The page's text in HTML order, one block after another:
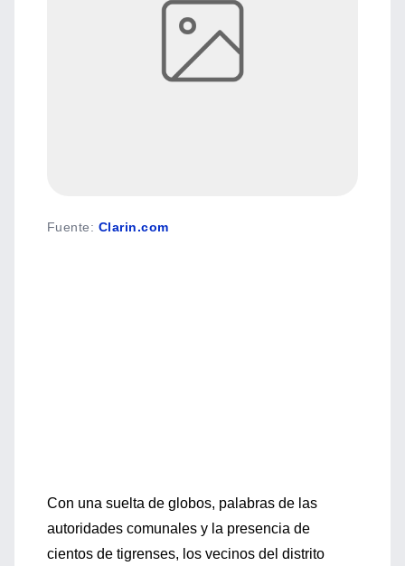
Fuente: Clarin.com
Con una suelta de globos, palabras de las
autoridades comunales y la presencia de
cientos de tigrenses, los vecinos del distrito